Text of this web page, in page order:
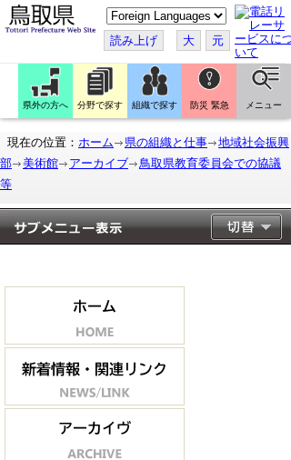
こ
の
ペ
ー
ジ
翻
訳
す
読み上げ 大 元
県外の方へ 分野で探す 組織で探す 防災 緊急 メニュー
現在の位置： ホーム 県の組織と仕事
地域社会振興
部
美術館 アーカイブ
鳥取県教育委員会での協議
等